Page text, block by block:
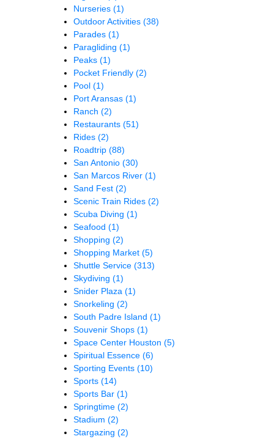
Nurseries (1)
Outdoor Activities (38)
Parades (1)
Paragliding (1)
Peaks (1)
Pocket Friendly (2)
Pool (1)
Port Aransas (1)
Ranch (2)
Restaurants (51)
Rides (2)
Roadtrip (88)
San Antonio (30)
San Marcos River (1)
Sand Fest (2)
Scenic Train Rides (2)
Scuba Diving (1)
Seafood (1)
Shopping (2)
Shopping Market (5)
Shuttle Service (313)
Skydiving (1)
Snider Plaza (1)
Snorkeling (2)
South Padre Island (1)
Souvenir Shops (1)
Space Center Houston (5)
Spiritual Essence (6)
Sporting Events (10)
Sports (14)
Sports Bar (1)
Springtime (2)
Stadium (2)
Stargazing (2)